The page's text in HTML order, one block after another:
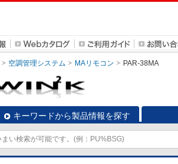
空調管理システム MAリモコン PAR-38MA
キーワードから製品情報を探す